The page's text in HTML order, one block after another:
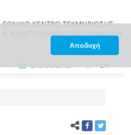
Αποδοχή
Επικοινωνία ΕΛ•EN